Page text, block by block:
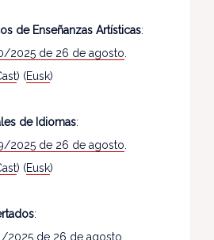
de Enseñanzas Artísticas:
2025 de 26 de agosto
) (Eusk)
de Idiomas:
2025 de 26 de agosto
) (Eusk)
:
2025 de 26 de agosto